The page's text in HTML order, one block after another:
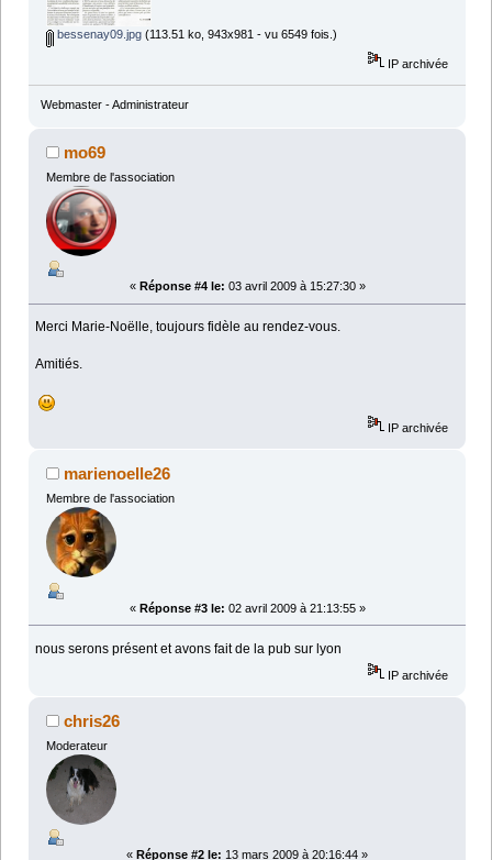
bessenay09.jpg(113.51 ko, 943x981 - vu 6549 fois.)
IP archivée
Webmaster - Administrateur
mo69
Membre de l'association
« Réponse #4 le: 03 avril 2009 à 15:27:30 »
Merci Marie-Noëlle, toujours fidèle au rendez-vous.
Amitiés.
IP archivée
marienoelle26
Membre de l'association
« Réponse #3 le: 02 avril 2009 à 21:13:55 »
nous serons présent et avons fait de la pub sur lyon
IP archivée
chris26
Moderateur
« Réponse #2 le: 13 mars 2009 à 20:16:44 »